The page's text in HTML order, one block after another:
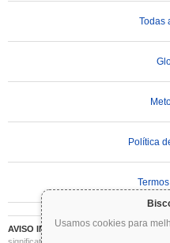
Usamos cookies para
Todas
Política
AVISO IMPORTANTE:As criptomoedas